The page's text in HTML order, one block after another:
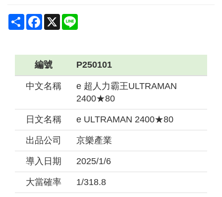
ShareFacebook
X
編號 P250101
中文名稱
e 超人力霸王ULTRAMAN
2400★80
日文名稱 e ULTRAMAN 2400★80
出品公司 京樂產業
導入日期 2025/1/6
大當確率 1/318.8